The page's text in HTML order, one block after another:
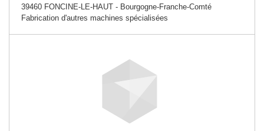
39460 FONCINE-LE-HAUT - Bourgogne-Franche-Comté
Fabrication d'autres machines spécialisées